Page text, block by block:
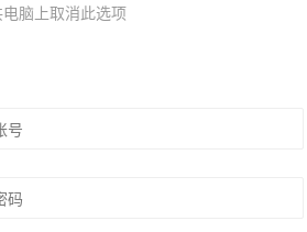
脑上取消此选项